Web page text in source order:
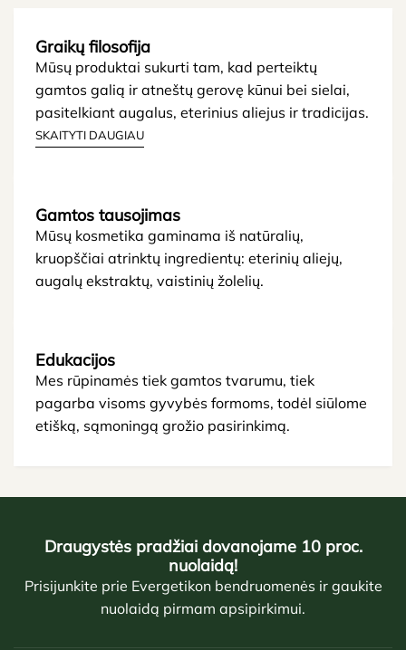
Graikų filosofija
Mūsų produktai sukurti tam, kad perteiktų
gamtos galią ir atneštų gerovę kūnui bei sielai,
pasitelkiant augalus, eterinius aliejus ir tradicijas.
SKAITYTI DAUGIAU
Gamtos tausojimas
Mūsų kosmetika gaminama iš natūralių,
kruopščiai atrinktų ingredientų: eterinių aliejų,
augalų ekstraktų, vaistinių žolelių.
Edukacijos
Mes rūpinamės tiek gamtos tvarumu, tiek
pagarba visoms gyvybės formoms, todėl siūlome
etišką, sąmoningą grožio pasirinkimą.
Draugystės pradžiai dovanojame 10 proc.
nuolaidą!
Prisijunkite prie Evergetikon bendruomenės ir gaukite
nuolaidą pirmam apsipirkimui.